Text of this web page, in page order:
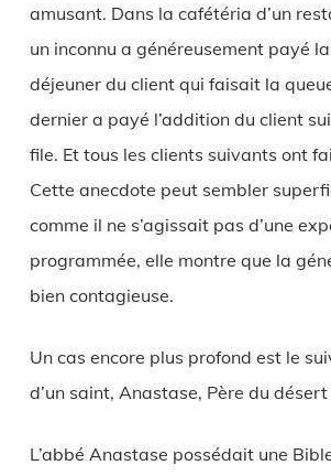
amusant. Dans la cafétéria d’un
un inconnu a généreusement payé
déjeuner du client qui faisait la
dernier a payé l’addition du client
file. Et tous les clients suivants ont
Cette anecdote peut sembler
comme il ne s’agissait pas d’une
programmée, elle montre que la
bien contagieuse.
Un cas encore plus profond est le
d’un saint, Anastase, Père du désert
L’abbé Anastase possédait une